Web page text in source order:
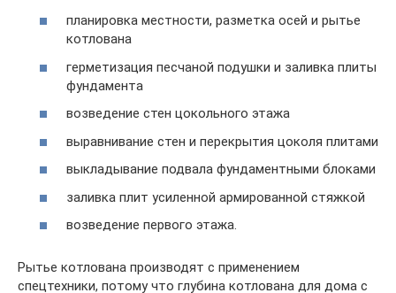
планировка местности, разметка осей и рытье
котлована
герметизация песчаной подушки и заливка плиты
фундамента
возведение стен цокольного этажа
выравнивание стен и перекрытия цоколя плитами
выкладывание подвала фундаментными блоками
заливка плит усиленной армированной стяжкой
возведение первого этажа.
Рытье котлована производят с применением
спецтехники, потому что глубина котлована для дома с